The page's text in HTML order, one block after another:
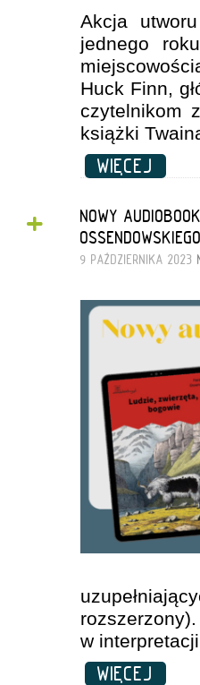
Akcja
jednego
Huck Finn,
czytelnikom z
książki
WIĘCEJ
+
NOWY
OSSENDOWSKIEGO
9 PAŹDZIERNIKA 2023
w
WIĘCEJ